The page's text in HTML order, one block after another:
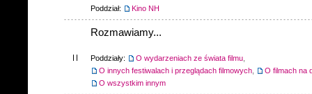
Poddział: Kino NH
Rozmawiamy...
Poddziały: O wydarzeniach ze świata filmu
O innych festiwalach i przeglądach filmowych
O filmach na
O wszystkim innym